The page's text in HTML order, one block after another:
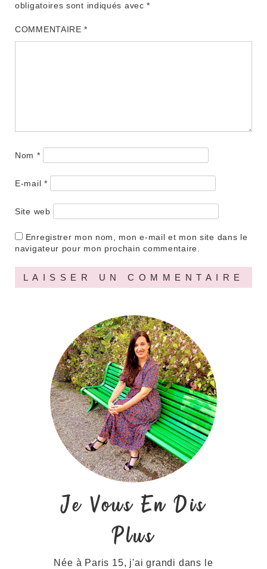
obligatoires sont indiqués avec*
COMMENTAIRE*
Nom *
E-mail *
Site web
Enregistrer mon nom, mon e-mail et mon site dans le
navigateur pour mon prochain commentaire.
Je Vous En Dis
Plus
Née à Paris 15, j'ai grandi dans le